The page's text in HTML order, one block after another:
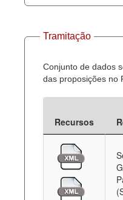
Tramitação
Conjunto de dados
das proposições no
Recursos